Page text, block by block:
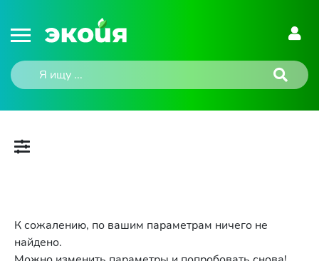
К сожалению, по вашим параметрам ничего не
найдено.